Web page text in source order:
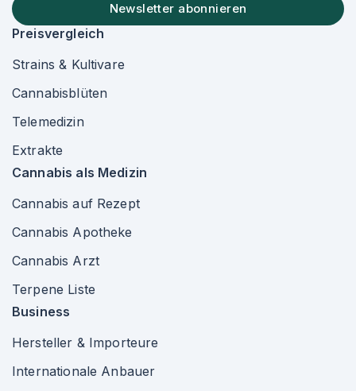
Newsletter abonnieren
Preisvergleich
Strains & Kultivare
Cannabisblüten
Telemedizin
Extrakte
Cannabis als Medizin
Cannabis auf Rezept
Cannabis Apotheke
Cannabis Arzt
Terpene Liste
Business
Hersteller & Importeure
Internationale Anbauer